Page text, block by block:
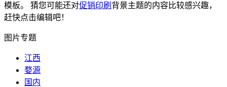
模板。 猜您可能还对促销印刷 背景主题的内容比较感兴趣，
赶快点击编辑吧！
图片专题
江西
婺源
国内